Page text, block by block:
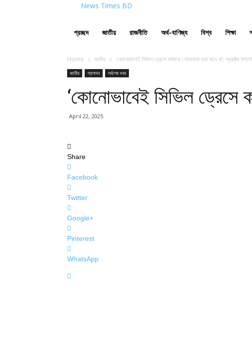
News Times BD
প্রচ্ছদ জাতীয় রাজনীতি অর্থ-বাণিজ্য বিশ্ব শিক্ষা
Home জাতীয় ‘কোনোভাবেই সিভিল ড্রেসে কাউকে গ্রেফতার করা যাবে না’: স্বরাষ্ট্র
জাতীয় প্রশাসন সর্বশেষ খবর
‘কোনোভাবেই সিভিল ড্রেসে
April 22, 2025
Share
Facebook
Twitter
Google+
Pinterest
WhatsApp